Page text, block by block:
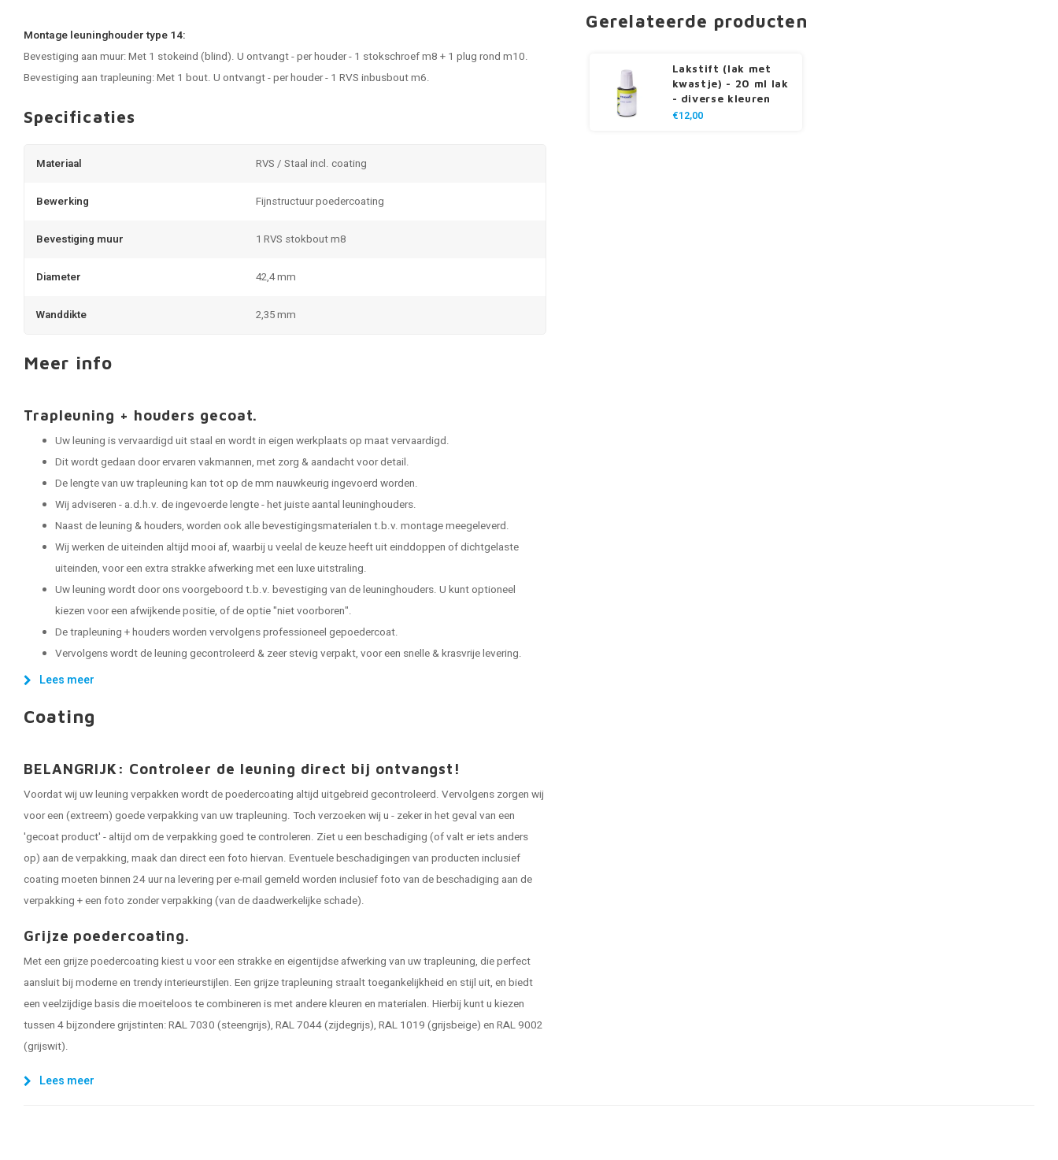
Montage leuninghouder type 14:
Bevestiging aan muur: Met 1 stokeind (blind). U ontvangt - per houder - 1 stokschroef m8 + 1 plug rond m10.
Bevestiging aan trapleuning: Met 1 bout. U ontvangt - per houder - 1 RVS inbusbout m6.
Specificaties
Materiaal RVS / Staal incl. coating
Bewerking Fijnstructuur poedercoating
Bevestiging muur 1 RVS stokbout m8
Diameter 42,4 mm
Wanddikte 2,35 mm
Meer info
Trapleuning + houders gecoat.
Uw leuning is vervaardigd uit staal en wordt in eigen werkplaats op maat vervaardigd.
Dit wordt gedaan door ervaren vakmannen, met zorg & aandacht voor detail.
De lengte van uw trapleuning kan tot op de mm nauwkeurig ingevoerd worden.
Wij adviseren - a.d.h.v. de ingevoerde lengte - het juiste aantal leuninghouders.
Naast de leuning & houders, worden ook alle bevestigingsmaterialen t.b.v. montage meegeleverd.
Wij werken de uiteinden altijd mooi af, waarbij u veelal de keuze heeft uit einddoppen of dichtgelaste
uiteinden, voor een extra strakke afwerking met een luxe uitstraling.
Uw leuning wordt door ons voorgeboord t.b.v. bevestiging van de leuninghouders. U kunt optioneel
kiezen voor een afwijkende positie, of de optie "niet voorboren".
De trapleuning + houders worden vervolgens professioneel gepoedercoat.
Vervolgens wordt de leuning gecontroleerd & zeer stevig verpakt, voor een snelle & krasvrije levering.
Lees meer
Coating
BELANGRIJK: Controleer de leuning direct bij ontvangst!
Voordat wij uw leuning verpakken wordt de poedercoating altijd uitgebreid gecontroleerd. Vervolgens zorgen wij
voor een (extreem) goede verpakking van uw trapleuning. Toch verzoeken wij u - zeker in het geval van een
'gecoat product' - altijd om de verpakking goed te controleren. Ziet u een beschadiging (of valt er iets anders
op) aan de verpakking, maak dan direct een foto hiervan. Eventuele beschadigingen van producten inclusief
coating moeten binnen 24 uur na levering per e-mail gemeld worden inclusief foto van de beschadiging aan de
verpakking + een foto zonder verpakking (van de daadwerkelijke schade).
Grijze poedercoating.
Met een grijze poedercoating kiest u voor een strakke en eigentijdse afwerking van uw trapleuning, die perfect
aansluit bij moderne en trendy interieurstijlen. Een grijze trapleuning straalt toegankelijkheid en stijl uit, en biedt
een veelzijdige basis die moeiteloos te combineren is met andere kleuren en materialen. Hierbij kunt u kiezen
tussen 4 bijzondere grijstinten: RAL 7030 (steengrijs), RAL 7044 (zijdegrijs), RAL 1019 (grijsbeige) en RAL 9002
(grijswit).
Lees meer
Gerelateerde producten
Lakstift (lak met
kwastje) - 20 ml lak
- diverse kleuren
€12,00